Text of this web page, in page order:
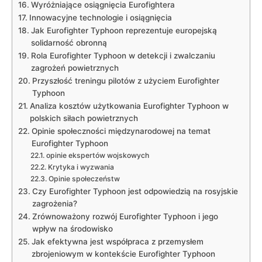
Wyróżniające osiągnięcia Eurofightera
Innowacyjne technologie i osiągnięcia
Jak Eurofighter Typhoon reprezentuje europejską
solidarność obronną
Rola Eurofighter Typhoon w detekcji i zwalczaniu
zagrożeń powietrznych
Przyszłość treningu pilotów z użyciem Eurofighter
Typhoon
Analiza kosztów użytkowania Eurofighter Typhoon w
polskich siłach powietrznych
Opinie społeczności międzynarodowej na temat
Eurofighter Typhoon
opinie ekspertów wojskowych
Krytyka i wyzwania
Opinie społeczeństw
Czy Eurofighter Typhoon jest odpowiedzią na rosyjskie
zagrożenia?
Zrównoważony rozwój Eurofighter Typhoon i jego
wpływ na środowisko
Jak efektywna jest współpraca z przemysłem
zbrojeniowym w kontekście Eurofighter Typhoon